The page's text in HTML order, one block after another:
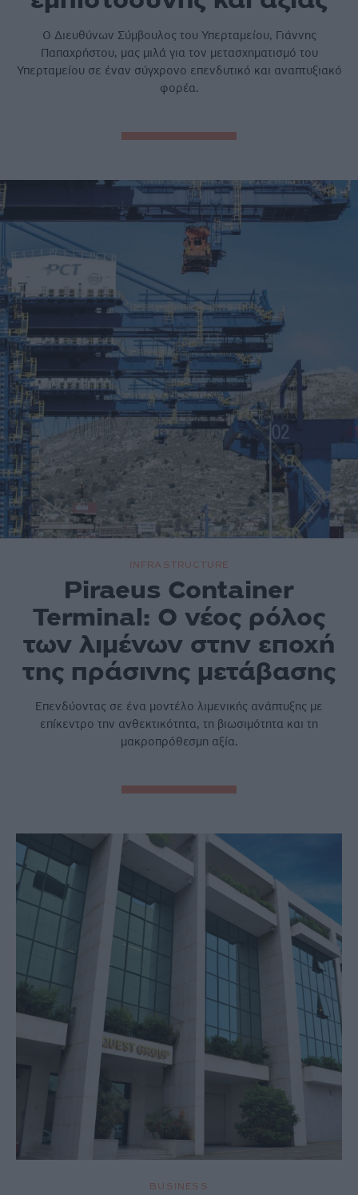
Ο Διευθύνων Σύμβουλος του Υπερταμείου, Γιάννης
Παπαχρήστου, μας μιλά για τον μετασχηματισμό του
Υπερταμείου σε έναν σύγχρονο επενδυτικό και αναπτυξιακό
φορέα.
INFRASTRUCTURE
Piraeus Container
Terminal: Ο νέος ρόλος
των λιμένων στην εποχή
της πράσινης μετάβασης
Επενδύοντας σε ένα μοντέλο λιμενικής ανάπτυξης με
επίκεντρο την ανθεκτικότητα, τη βιωσιμότητα και τη
μακροπρόθεσμη αξία.
BUSINESS